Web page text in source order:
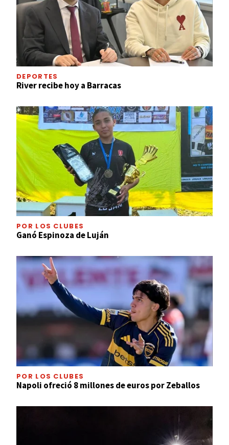
DEPORTES
River recibe hoy a Barracas
POR LOS CLUBES
Ganó Espinoza de Luján
POR LOS CLUBES
Napoli ofreció 8 millones de euros por Zeballos